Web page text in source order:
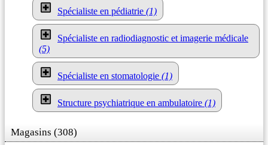
Spécialiste en pédiatrie (1)
Spécialiste en radiodiagnostic et imagerie médicale
(5)
Spécialiste en stomatologie (1)
Structure psychiatrique en ambulatoire (1)
Magasins (308)